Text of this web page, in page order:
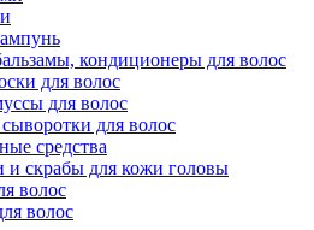
кондиционеры для волос
для волос
для волос
для волос
средства
и скрабы для кожи головы
волос
волос